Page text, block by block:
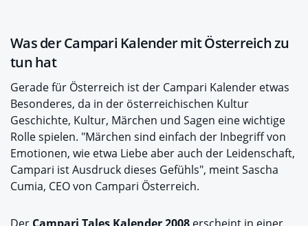
Was der Campari Kalender mit Österreich zu
tun hat
Gerade für Österreich ist der Campari Kalender etwas
Besonderes, da in der österreichischen Kultur
Geschichte, Kultur, Märchen und Sagen eine wichtige
Rolle spielen. "Märchen sind einfach der Inbegriff von
Emotionen, wie etwa Liebe aber auch der Leidenschaft,
Campari ist Ausdruck dieses Gefühls", meint Sascha
Cumia, CEO von Campari Österreich.